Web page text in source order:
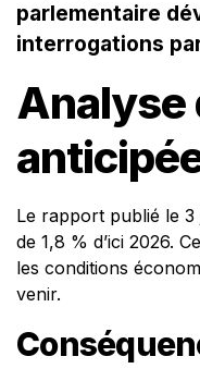
parlementaire
interrogations
Analyse
Le rapport publié le 3
de 1,8 % d’ici 2026.
les conditions
venir.